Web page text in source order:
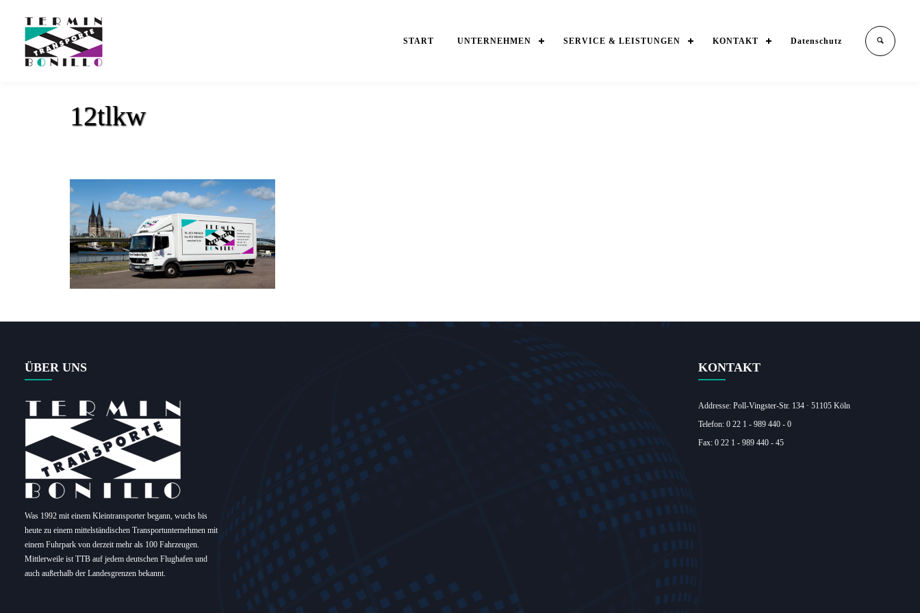
START UNTERNEHMEN SERVICE & LEISTUNGEN KONTAKT Datenschutz
12tlkw
ÜBER UNS
Was 1992 mit einem Kleintransporter begann, wuchs bis
heute zu einem mittelständischen Transportunternehmen mit
einem Fuhrpark von derzeit mehr als 100 Fahrzeugen.
Mittlerweile ist TTB auf jedem deutschen Flughafen und
auch außerhalb der Landesgrenzen bekannt.
KONTAKT
Addresse: Poll-Vingster-Str. 134 · 51105 Köln‎
Telefon: 0 22 1 - 989 440 - 0
Fax: 0 22 1 - 989 440 - 45